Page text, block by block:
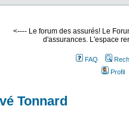
<---- Le forum des assurés! Le
d'assurances. L'espace
FAQ
Profil
Tonnard